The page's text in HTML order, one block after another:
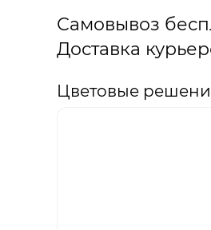
Самовывоз
Доставка
Цветовые